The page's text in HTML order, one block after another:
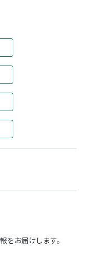
をお届けします。